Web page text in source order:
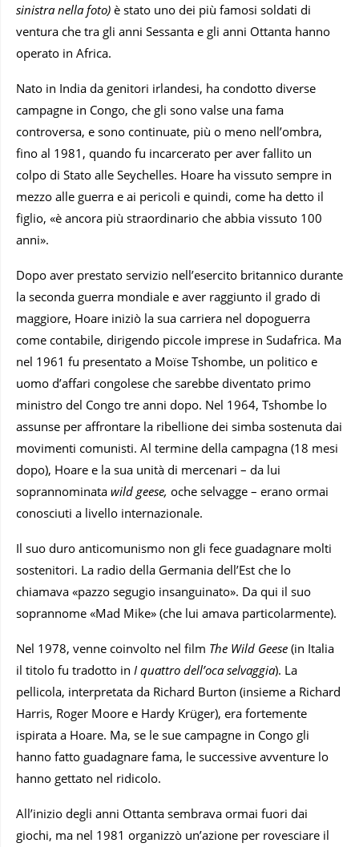
sinistra nella foto) è stato uno dei più famosi soldati di
ventura che tra gli anni Sessanta e gli anni Ottanta hanno
operato in Africa.
Nato in India da genitori irlandesi, ha condotto diverse
campagne in Congo, che gli sono valse una fama
controversa, e sono continuate, più o meno nell’ombra,
fino al 1981, quando fu incarcerato per aver fallito un
colpo di Stato alle Seychelles. Hoare ha vissuto sempre in
mezzo alle guerra e ai pericoli e quindi, come ha detto il
figlio, «è ancora più straordinario che abbia vissuto 100
anni».
Dopo aver prestato servizio nell’esercito britannico durante
la seconda guerra mondiale e aver raggiunto il grado di
maggiore, Hoare iniziò la sua carriera nel dopoguerra
come contabile, dirigendo piccole imprese in Sudafrica. Ma
nel 1961 fu presentato a Moïse Tshombe, un politico e
uomo d’affari congolese che sarebbe diventato primo
ministro del Congo tre anni dopo. Nel 1964, Tshombe lo
assunse per affrontare la ribellione dei simba sostenuta dai
movimenti comunisti. Al termine della campagna (18 mesi
dopo), Hoare e la sua unità di mercenari – da lui
soprannominata wild geese, oche selvagge – erano ormai
conosciuti a livello internazionale.
Il suo duro anticomunismo non gli fece guadagnare molti
sostenitori. La radio della Germania dell’Est che lo
chiamava «pazzo segugio insanguinato». Da qui il suo
soprannome «Mad Mike» (che lui amava particolarmente).
Nel 1978, venne coinvolto nel film The Wild Geese (in Italia
il titolo fu tradotto in I quattro dell’oca selvaggia). La
pellicola, interpretata da Richard Burton (insieme a Richard
Harris, Roger Moore e Hardy Krüger), era fortemente
ispirata a Hoare. Ma, se le sue campagne in Congo gli
hanno fatto guadagnare fama, le successive avventure lo
hanno gettato nel ridicolo.
All’inizio degli anni Ottanta sembrava ormai fuori dai
giochi, ma nel 1981 organizzò un’azione per rovesciare il